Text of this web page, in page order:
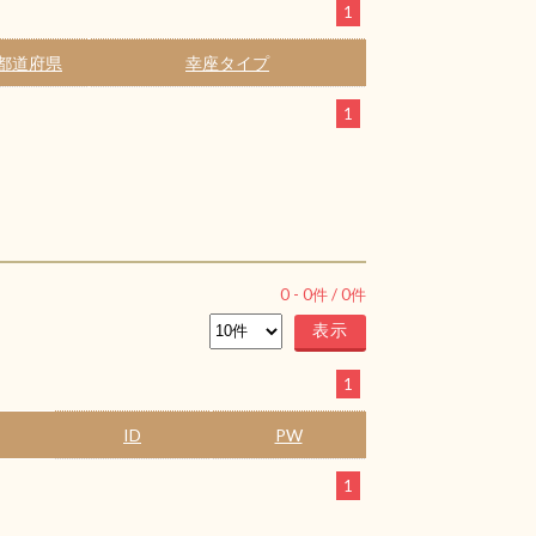
1
道府県 幸座タイプ
1
0 - 0件 /0件
1
ID PW
1